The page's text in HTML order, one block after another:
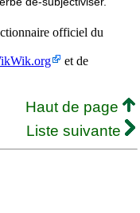
officiel du
et de
Haut de page
Liste suivante